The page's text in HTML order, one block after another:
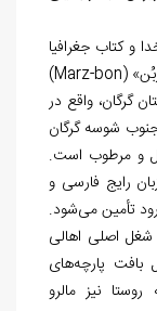
و کتاب جغرافیا
و جغرافیای تاریخی گرگان و دشت، ذیل واژه «مرزبُن» (Marz-bon)
گرگان، واقع در
و ۳ کیلومتری جنوب شوسه گرگان
و مرطوب است.
و زبان رایج فارسی و
تأمین می‌شود.
اصلی اهالی
پارچه‌های
نیز مالرو